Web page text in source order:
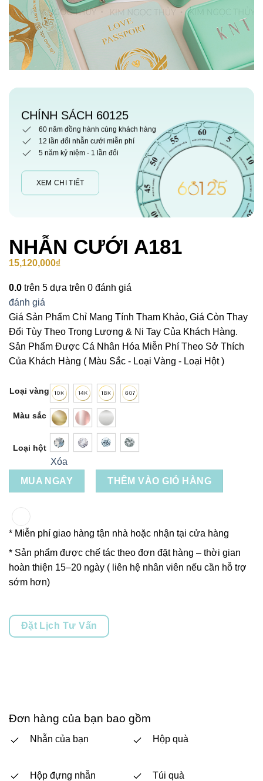
CHÍNH SÁCH 60125
60 năm đồng hành cùng khách hàng
12 lần đổi nhẫn cưới miễn phí
5 năm kỷ niệm - 1 lần đổi
XEM CHI TIẾT
NHẪN CƯỚI A181
15,120,000₫
0.0 trên 5 dựa trên 0 đánh giá
đánh giá
Giá Sản Phẩm Chỉ Mang Tính Tham Khảo, Giá Còn Thay
Đổi Tùy Theo Trọng Lượng & Ni Tay Của Khách Hàng.
Sản Phẩm Được Cá Nhân Hóa Miễn Phí Theo Sở Thích
Của Khách Hàng ( Màu Sắc - Loại Vàng - Loại Hột )
Loại vàng
Màu sắc
Loại hột
Xóa
MUA NGAY
THÊM VÀO GIỎ HÀNG
* Miễn phí giao hàng tận nhà hoặc nhận tại cửa hàng
* Sản phẩm được chế tác theo đơn đặt hàng – thời gian
hoàn thiện 15–20 ngày ( liên hệ nhân viên nếu cần hỗ trợ
sớm hơn)
Đặt Lịch Tư Vấn
Đơn hàng của bạn bao gồm
Nhẫn của bạn
Hộp đựng nhẫn
Hộp quà
Túi quà